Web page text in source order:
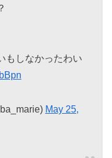
もしなかったわい
May 25,